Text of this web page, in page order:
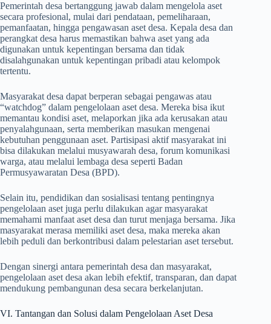
Pemerintah desa bertanggung jawab dalam mengelola aset
secara profesional, mulai dari pendataan, pemeliharaan,
pemanfaatan, hingga pengawasan aset desa. Kepala desa dan
perangkat desa harus memastikan bahwa aset yang ada
digunakan untuk kepentingan bersama dan tidak
disalahgunakan untuk kepentingan pribadi atau kelompok
tertentu.
Masyarakat desa dapat berperan sebagai pengawas atau
“watchdog” dalam pengelolaan aset desa. Mereka bisa ikut
memantau kondisi aset, melaporkan jika ada kerusakan atau
penyalahgunaan, serta memberikan masukan mengenai
kebutuhan penggunaan aset. Partisipasi aktif masyarakat ini
bisa dilakukan melalui musyawarah desa, forum komunikasi
warga, atau melalui lembaga desa seperti Badan
Permusyawaratan Desa (BPD).
Selain itu, pendidikan dan sosialisasi tentang pentingnya
pengelolaan aset juga perlu dilakukan agar masyarakat
memahami manfaat aset desa dan turut menjaga bersama. Jika
masyarakat merasa memiliki aset desa, maka mereka akan
lebih peduli dan berkontribusi dalam pelestarian aset tersebut.
Dengan sinergi antara pemerintah desa dan masyarakat,
pengelolaan aset desa akan lebih efektif, transparan, dan dapat
mendukung pembangunan desa secara berkelanjutan.
VI. Tantangan dan Solusi dalam Pengelolaan Aset Desa